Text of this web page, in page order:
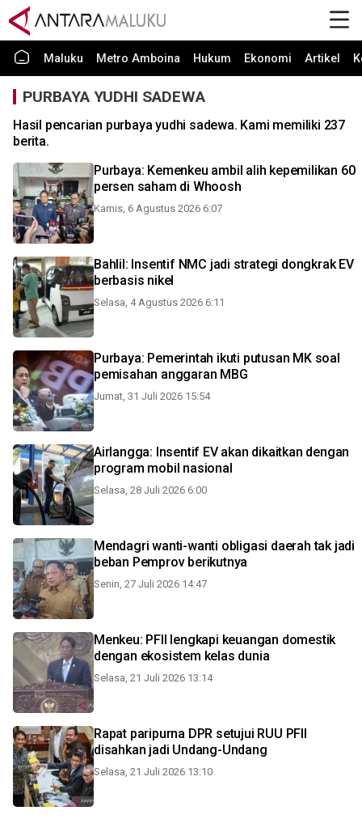
Maluku Metro Amboina Hukum Ekonomi Artikel
PURBAYA YUDHI SADEWA
Hasil pencarian purbaya yudhi sadewa. Kami memiliki 237
berita.
Purbaya: Kemenkeu ambil alih kepemilikan 60
persen saham di Whoosh
Kamis, 6 Agustus 2026 6:07
Bahlil: Insentif NMC jadi strategi dongkrak EV
berbasis nikel
Selasa, 4 Agustus 2026 6:11
Purbaya: Pemerintah ikuti putusan MK soal
pemisahan anggaran MBG
Jumat, 31 Juli 2026 15:54
Airlangga: Insentif EV akan dikaitkan dengan
program mobil nasional
Selasa, 28 Juli 2026 6:00
Mendagri wanti-wanti obligasi daerah tak jadi
beban Pemprov berikutnya
Senin, 27 Juli 2026 14:47
Menkeu: PFII lengkapi keuangan domestik
dengan ekosistem kelas dunia
Selasa, 21 Juli 2026 13:14
Rapat paripurna DPR setujui RUU PFII
disahkan jadi Undang-Undang
Selasa, 21 Juli 2026 13:10